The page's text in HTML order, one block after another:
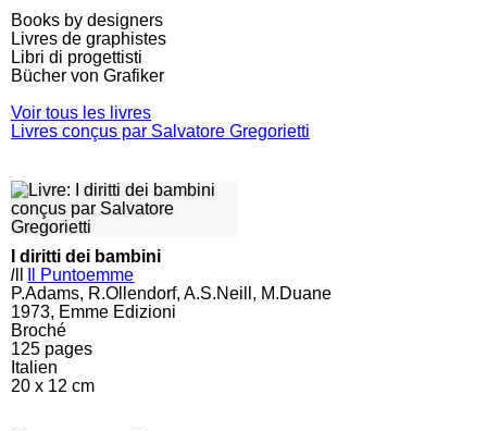
Books by designers
Livres de graphistes
Libri di progettisti
Bücher von Grafiker
Voir tous les livres
Livres conçus par Salvatore Gregorietti
I diritti dei bambini
l
Il Puntoemme
P.Adams, R.Ollendorf, A.S.Neill, M.Duane
1973, Emme Edizioni
Broché
125 pages
Italien
20 x 12 cm